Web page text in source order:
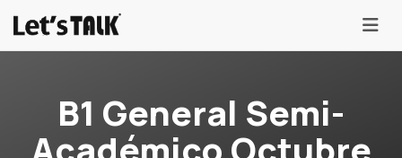
menu
B1 General Semi-